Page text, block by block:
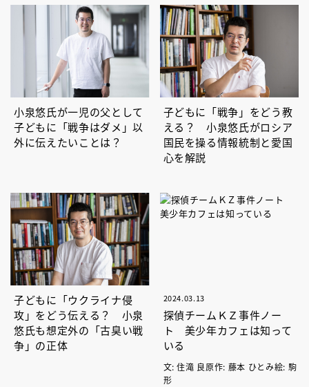
小泉悠氏が一児の父として
子どもに「戦争はダメ」以
外に伝えたいことは？
子どもに「戦争」をどう教
える？ 小泉悠氏がロシア
国民を操る情報統制と愛国
心を解説
子どもに「ウクライナ侵
攻」をどう伝える？ 小泉
悠氏も想定外の「古臭い戦
争」の正体
2024.03.13
探偵チームＫＺ事件ノー
ト 美少年カフェは知って
いる
文: 住滝 良原作: 藤本 ひとみ絵: 駒
形